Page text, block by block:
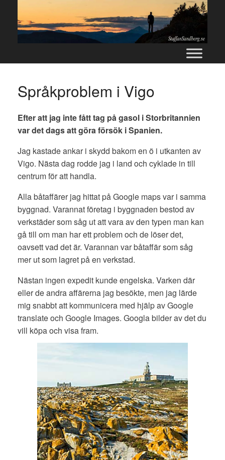
content
Språkproblem i Vigo
Efter att jag inte fått tag på gasol i Storbritannien
var det dags att göra försök i Spanien.
Jag kastade ankar i skydd bakom en ö i utkanten av
Vigo. Nästa dag rodde jag i land och cyklade in till
centrum för att handla.
Alla båtaffärer jag hittat på Google maps var i samma
byggnad. Varannat företag i byggnaden bestod av
verkstäder som såg ut att vara av den typen man kan
gå till om man har ett problem och de löser det,
oavsett vad det är. Varannan var båtaffär som såg
mer ut som lagret på en verkstad.
Nästan ingen expedit kunde engelska. Varken där
eller de andra affärerna jag besökte, men jag lärde
mig snabbt att kommunicera med hjälp av Google
translate och Google Images. Googla bilder av det du
vill köpa och visa fram.